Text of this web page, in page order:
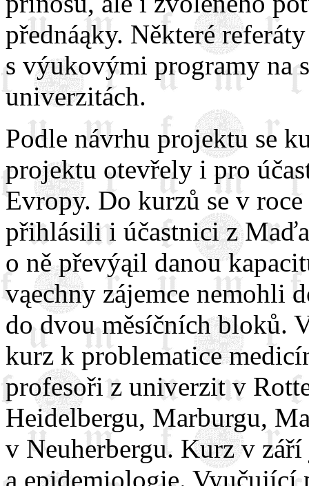
přednáąky. Některé
s výukovými programy na
univerzitách.
Podle návrhu projektu se
projektu otevřely i pro
Evropy. Do kurzů se v
přihlásili i účastnici z
o ně převýąil danou
vąechny zájemce nemohli
do dvou měsíčních bloků.
kurz k problematice
profesoři z univerzit v
Heidelbergu, Marburgu,
v Neuherbergu. Kurz v
a epidemiologie. Vyučující